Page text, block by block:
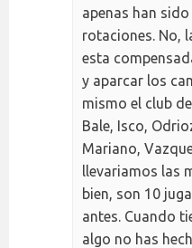
apenas han
rotaciones. No,
esta
y aparcar los
mismo el club
Bale, Isco,
Mariano,
llevariamos las
bien, son 10
antes. Cuando
algo no has